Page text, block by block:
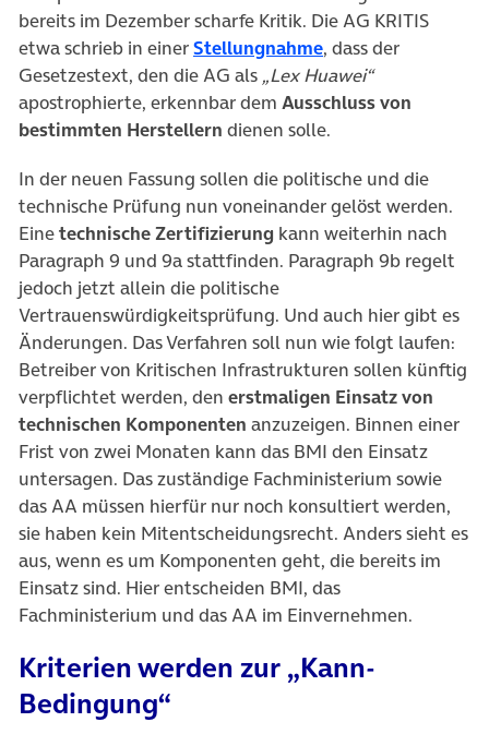
bereits im Dezember scharfe Kritik. Die AG KRITIS
etwa schrieb in einerStellungnahme(öffnet in neuem
, dass der
Gesetzestext, den die AG als „Lex Huawei“
apostrophierte, erkennbar dem Ausschluss von
bestimmten Herstellern dienen solle.
In der neuen Fassung sollen die politische und die
technische Prüfung nun voneinander gelöst werden.
Einetechnische Zertifizierung kann weiterhin nach
Paragraph 9 und 9a stattfinden. Paragraph 9b regelt
jedoch jetzt allein die politische
Vertrauenswürdigkeitsprüfung. Und auch hier gibt es
Änderungen. Das Verfahren soll nun wie folgt laufen:
Betreiber von Kritischen Infrastrukturen sollen künftig
verpflichtet werden, den erstmaligen Einsatz von
technischen Komponenten anzuzeigen. Binnen einer
Frist von zwei Monaten kann das BMI den Einsatz
untersagen. Das zuständige Fachministerium sowie
das AA müssen hierfür nur noch konsultiert werden,
sie haben kein Mitentscheidungsrecht. Anders sieht es
aus, wenn es um Komponenten geht, die bereits im
Einsatz sind. Hier entscheiden BMI, das
Fachministerium und das AA im Einvernehmen.
Kriterien werden zur „Kann-
Bedingung“